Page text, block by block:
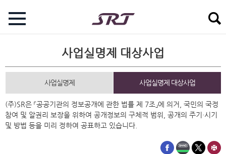
사업실명제 대상사업
사업실명제 사업실명제 대상사업
(주)SR은 「공공기관의 정보공개에 관한 법률 제 7조」에 의거, 국민의 국정
참여 및 알권리 보장을 위하여 공개정보의 구체적 범위, 공개의 주기·시기
및 방법 등을 미리 정하여 공표하고 있습니다.